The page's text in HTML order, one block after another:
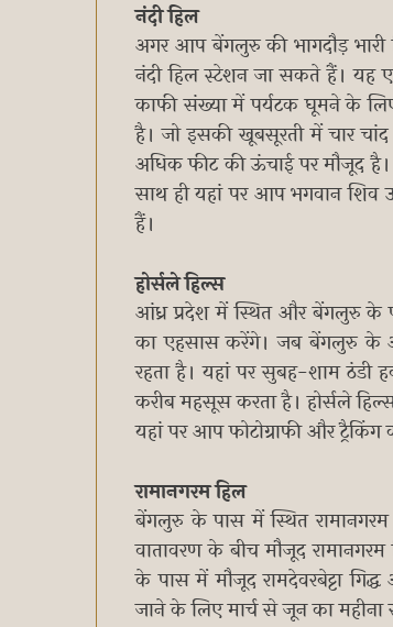
नंदी हिल
अगर आप बेंगलुरु की भागदौड़
नंदी हिल स्टेशन जा सकते हैं। यह
काफी संख्या में पर्यटक घूमने के
है। जो इसकी खूबसूरती में चार
अधिक फीट की ऊंचाई पर मौजूद
साथ ही यहां पर आप भगवान शिव
हैं।
होर्सले हिल्स
आंध्र प्रदेश में स्थित और बेंगलुरु के
का एहसास करेंगे। जब बेंगलुरु के
रहता है। यहां पर सुबह-शाम ठंडी
करीब महसूस करता है। होर्सले
यहां पर आप फोटोग्राफी और
रामानगरम हिल
बेंगलुरु के पास में स्थित
वातावरण के बीच मौजूद
के पास में मौजूद रामदेवरबेट्टा
जाने के लिए मार्च से जून का महीना